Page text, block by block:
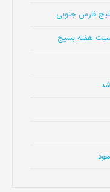
فارس جنوبی
هفته بسیج